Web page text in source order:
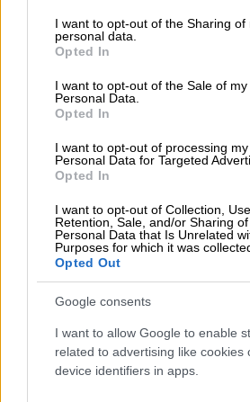
not limited to your visit or usage
grant or deny consent to Google and
use your data for below specified
consent section.
I want to opt-out of the Sharing of
personal data.
Opted In
I want to opt-out of the Sale of my
Personal Data.
Opted In
I want to opt-out of processing my
Personal Data for Targeted
Opted In
I want to opt-out of Collection, Use,
Retention, Sale, and/or Sharing
Personal Data that Is Unrelated
Purposes for which it was
Opted Out
Google consents
I want to allow Google to enable
related to advertising like cookies
device identifiers in apps.
Στο τρίτο επεισόδιο
που βασίζεται, επίσης, σε
γεγονός και δίνει νέο τόνο
Στοιχείο που οι δημιουργοί
κόρη οφθαλμού και δεν
σε σχέση με αυτό. Η σειρά
για τα όρια της προσωπικής
σημεία στα οποία κάποιος
δικό του «τέρας», τη δική
εκείνον τον αντίπαλο που
.
Μία σειρά που